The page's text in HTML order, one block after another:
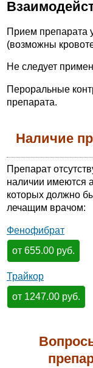
Прием препарата
(возможны
Не следует
Пероральные
препарата.
Наличие
Препарат
наличии имеются
которых должно
лечащим врачом:
Фенофибрат
от 655.00 руб.
Трайкор
от 1247.00 руб.